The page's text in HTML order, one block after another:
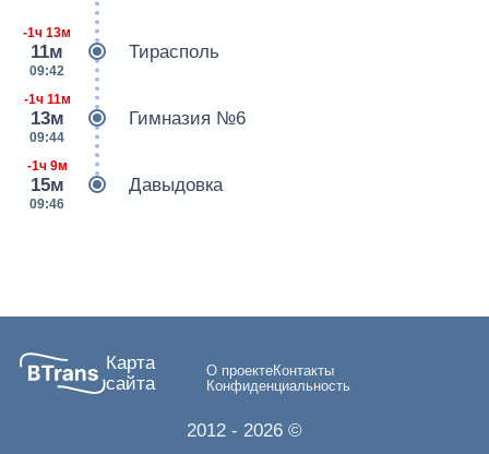
-1ч 13м
11м
09:42
Тирасполь
-1ч 11м
13м
09:44
Гимназия №6
-1ч 9м
15м
09:46
Давыдовка
Карта
сайта
О проектеКонтакты
Конфиденциальность
2012 - 2026 ©